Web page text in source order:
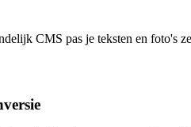
CMS pas je teksten en foto's